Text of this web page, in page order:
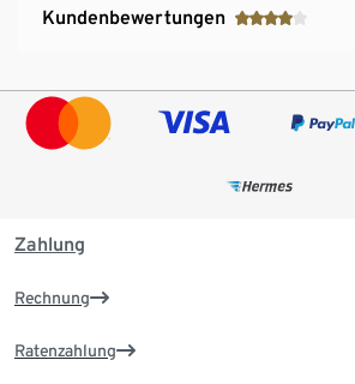
Kundenbewertungen
Zahlung
Rechnung
Ratenzahlung